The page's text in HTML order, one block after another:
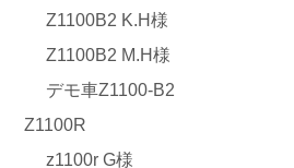
Z1100B2 K.H様
Z1100B2 M.H様
デモ車Z1100-B2
Z1100R
z1100r G様